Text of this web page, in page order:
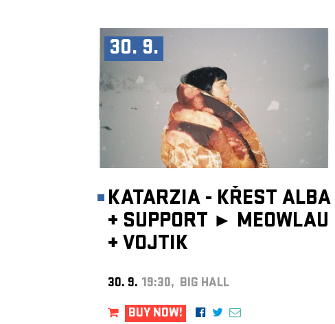
30. 9.
KATARZIA - KŘEST ALBA
+ SUPPORT ► MEOWLAU
+ VOJTIK
30. 9. 19:30, BIG HALL
BUY NOW!